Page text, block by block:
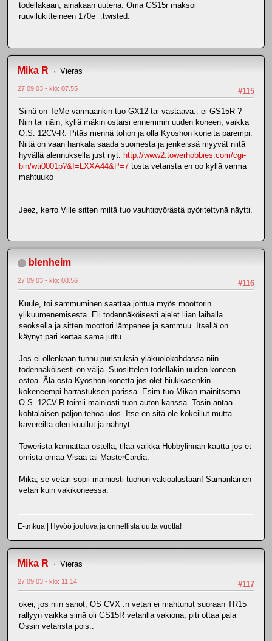
todellakaan, ainakaan uutena. Oma GS15r maksoi
ruuvilukitteineen 170e :twisted:
Mika R Vieras
#115
27.09.03 - klo: 07.55
Siinä on TeMe varmaankin tuo GX12 tai vastaava.. ei GS15R ?
Niin tai näin, kyllä mäkin ostaisi ennemmin uuden koneen, vaikka
O.S. 12CV-R. Pitäs mennä tohon ja olla Kyoshon koneita parempi.
Niitä on vaan hankala saada suomesta ja jenkeissä myyvät niitä
hyvällä alennuksella just nyt. http://www2.towerhobbies.com/cgi-
bin/wti0001p?&I=LXXA44&P=7 tosta vetarista en oo kyllä varma
mahtuuko
Jeez, kerro Ville sitten miltä tuo vauhtipyörästä pyöritettynä näytti.
blenheim
#116
27.09.03 - klo: 08.56
Kuule, toi sammuminen saattaa johtua myös moottorin
ylikuumenemisesta. Eli todennäköisesti ajelet liian laihalla
seoksella ja sitten moottori lämpenee ja sammuu. Itsellä on
käynyt pari kertaa sama juttu.
Jos ei ollenkaan tunnu puristuksia yläkuolokohdassa niin
todennäköisesti on väljä. Suosittelen todellakin uuden koneen
ostoa. Älä osta Kyoshon konetta jos olet hiukkasenkin
kokeneempi harrastuksen parissa. Esim tuo Mikan mainitsema
O.S. 12CV-R toimii mainiosti tuon auton kanssa. Tosin antaa
kohtalaisen paljon tehoa ulos. Itse en sitä ole kokeillut mutta
kavereilta olen kuullut ja nähnyt...
Towerista kannattaa ostella, tilaa vaikka Hobbylinnan kautta jos et
omista omaa Visaa tai MasterCardia.
Mika, se vetari sopii mainiosti tuohon vakioalustaan! Samanlainen
vetari kuin vakikoneessa.
E-tmkua | Hyvöö jouluva ja onnellista uutta vuotta!
Mika R Vieras
#117
27.09.03 - klo: 11.14
okei, jos niin sanot, OS CVX :n vetari ei mahtunut suoraan TR15
rallyyn vaikka siinä oli GS15R vetarilla vakiona, piti ottaa pala
Ossin vetarista pois..